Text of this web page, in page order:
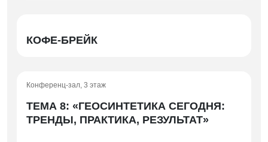
КОФЕ-БРЕЙК
Конференц-зал, 3 этаж
ТЕМА 8: «ГЕОСИНТЕТИКА СЕГОДНЯ:
ТРЕНДЫ, ПРАКТИКА, РЕЗУЛЬТАТ»